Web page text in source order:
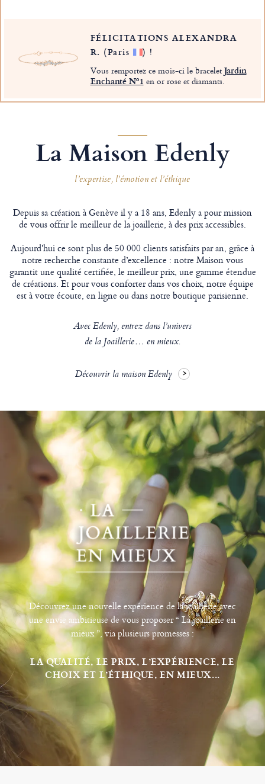
FÉLICITATIONS ALEXANDRA
R. (Paris ) !
Vous remportez ce mois-ci le braceletJardin
Enchanté Nº1 en or rose et diamants.
La Maison Edenly
l’expertise, l’émotion et l’éthique
Depuis sa création à Genève il y a 18 ans, Edenly a pour mission
de vous offrir le meilleur de la joaillerie, à des prix accessibles.
Aujourd'hui ce sont plus de 50 000 clients satisfaits par an, grâce à
notre recherche constante d’excellence : notre Maison vous
garantit une qualité certifiée, le meilleur prix, une gamme étendue
de créations. Et pour vous conforter dans vos choix, notre équipe
est à votre écoute, en ligne ou dans notre boutique parisienne.
Avec Edenly, entrez dans l’univers
de la Joaillerie… en mieux.
Découvrir la maison Edenly
Découvrez une nouvelle expérience de la joaillerie avec
une envie ambitieuse de vous proposer “ La joaillerie en
mieux ”, via plusieurs promesses :
LA QUALITÉ, LE PRIX, L’EXPÉRIENCE, LE
CHOIX ET L’ÉTHIQUE, EN MIEUX...